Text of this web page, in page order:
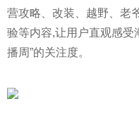
营攻略、改装、越野、老
验等内容,让用户直观感受
播周”的关注度。